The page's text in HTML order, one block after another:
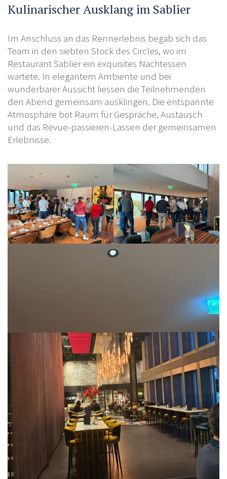
Kulinarischer Ausklang im Sablier
Im Anschluss an das Rennerlebnis begab sich das
Team in den siebten Stock des Circles, wo im
Restaurant Sablier ein exquisites Nachtessen
wartete. In elegantem Ambiente und bei
wunderbarer Aussicht liessen die Teilnehmenden
den Abend gemeinsam ausklingen. Die entspannte
Atmosphäre bot Raum für Gespräche, Austausch
und das Revue-passieren-Lassen der gemeinsamen
Erlebnisse.